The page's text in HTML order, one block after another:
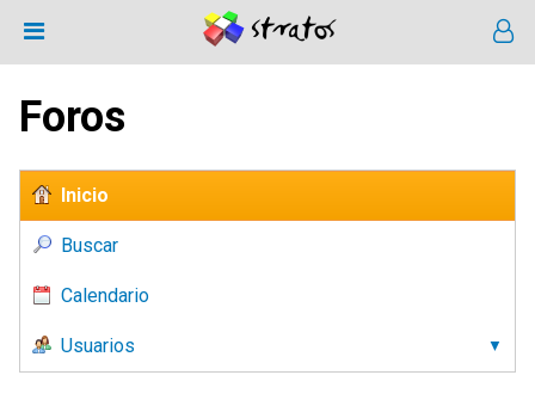
Foros
Inicio
Buscar
Calendario
Usuarios